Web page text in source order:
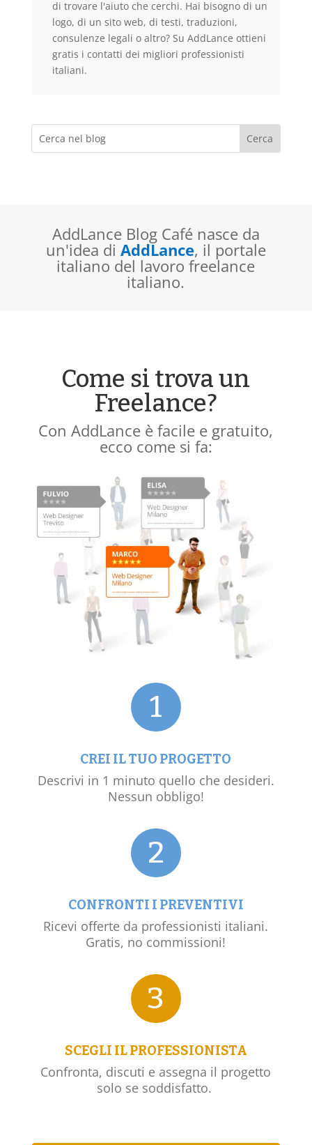
di trovare l'aiuto che cerchi. Hai bisogno di un
logo, di un sito web, di testi, traduzioni,
consulenze legali o altro? Su AddLance ottieni
gratis i contatti dei migliori professionisti
italiani.
AddLance Blog Café nasce da
un'idea di AddLance, il portale
italiano del lavoro freelance
italiano.
Come si trova un
Freelance?
Con AddLance è facile e gratuito,
ecco come si fa:
1
CREI IL TUO PROGETTO
Descrivi in 1 minuto quello che desideri.
Nessun obbligo!
2
CONFRONTI I PREVENTIVI
Ricevi offerte da professionisti italiani.
Gratis, no commissioni!
3
SCEGLI IL PROFESSIONISTA
Confronta, discuti e assegna il progetto
solo se soddisfatto.